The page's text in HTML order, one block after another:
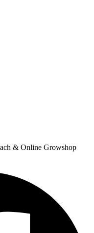
& Online Growshop